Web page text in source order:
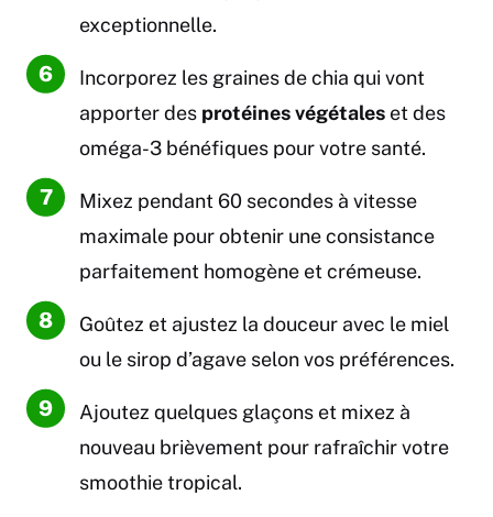
exceptionnelle.
Incorporez les graines de chia qui vont
apporter des protéines végétales et des
oméga-3 bénéfiques pour votre santé.
Mixez pendant 60 secondes à vitesse
maximale pour obtenir une consistance
parfaitement homogène et crémeuse.
Goûtez et ajustez la douceur avec le miel
ou le sirop d’agave selon vos préférences.
Ajoutez quelques glaçons et mixez à
nouveau brièvement pour rafraîchir votre
smoothie tropical.